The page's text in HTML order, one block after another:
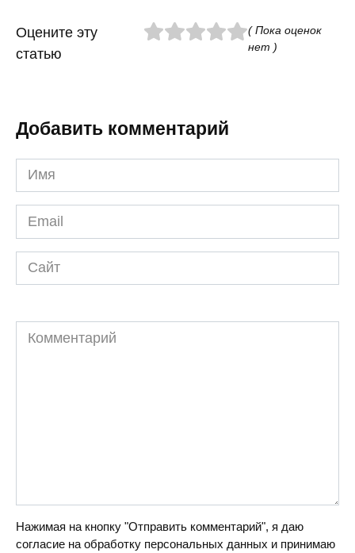
Оцените эту
статью
( Пока оценок
нет )
Добавить комментарий
Имя
*
Email
*
Сайт
Комментарий
Нажимая на кнопку "Отправить комментарий", я даю
согласие на обработку персональных данных и принимаю